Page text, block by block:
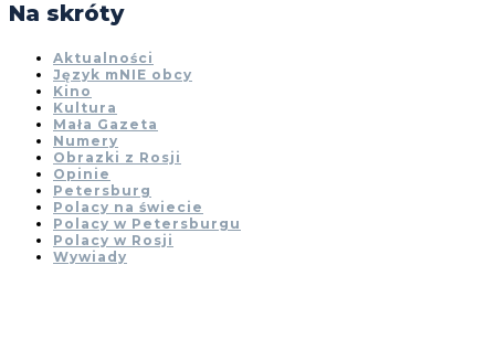
Na skróty
Aktualności
Język mNIE obcy
Kino
Kultura
Mała Gazeta
Numery
Obrazki z Rosji
Opinie
Petersburg
Polacy na świecie
Polacy w Petersburgu
Polacy w Rosji
Wywiady